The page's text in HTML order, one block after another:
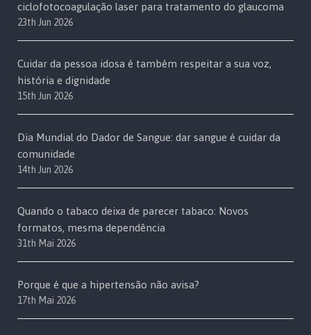
ciclofotocoagulação laser para tratamento do glaucoma
23th Jun 2026
Cuidar da pessoa idosa é também respeitar a sua voz,
história e dignidade
15th Jun 2026
Dia Mundial do Dador de Sangue: dar sangue é cuidar da
comunidade
14th Jun 2026
Quando o tabaco deixa de parecer tabaco: Novos
formatos, mesma dependência
31th Mai 2026
Porque é que a hipertensão não avisa?
17th Mai 2026